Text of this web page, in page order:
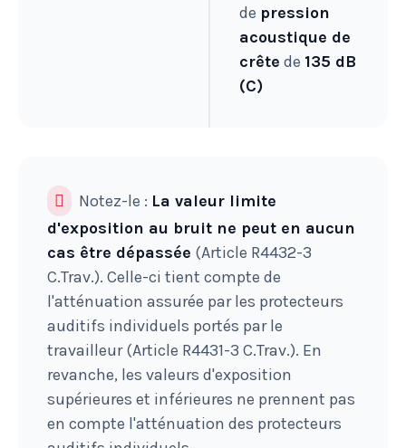
de pression
acoustique de
crête de 135 dB
(C)
Notez-le : La valeur limite
d'exposition au bruit ne peut en aucun
cas être dépassée (Article R4432-3
C.Trav.). Celle-ci tient compte de
l'atténuation assurée par les protecteurs
auditifs individuels portés par le
travailleur (Article R4431-3 C.Trav.). En
revanche, les valeurs d'exposition
supérieures et inférieures ne prennent pas
en compte l'atténuation des protecteurs